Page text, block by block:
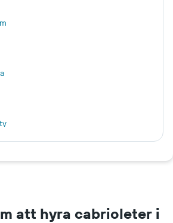
att hyra cabrioleter i